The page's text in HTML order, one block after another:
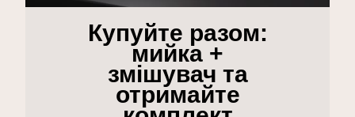
Купуйте разом:
мийка +
змішувач та
отримайте